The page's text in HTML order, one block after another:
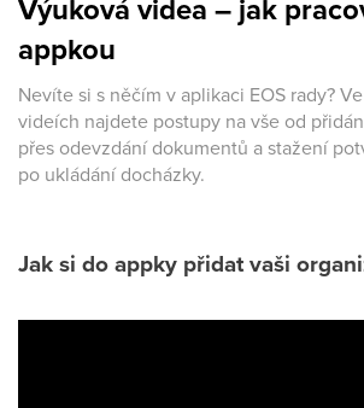
Výuková videa – jak
appkou
Nevíte si s něčím v aplikaci EOS rady?
videích najdete postupy na vše od
přes odevzdání dokumentů a stažení
po ukládání docházky.
Jak si do appky přidat vaši